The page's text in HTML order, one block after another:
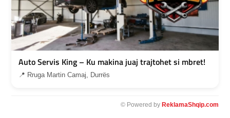
Auto Servis King – Ku makina juaj trajtohet si mbret!
📍 Rruga Martin Camaj, Durrës
© Powered by ReklamaShqip.com